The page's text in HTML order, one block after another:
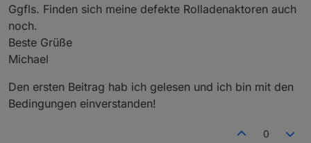
Ggfls. Finden sich meine defekte Rolladenaktoren auch
noch.
Beste Grüße
Michael
Den ersten Beitrag hab ich gelesen und ich bin mit den
Bedingungen einverstanden!
0